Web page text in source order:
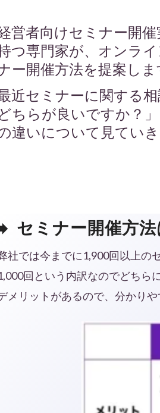
営者向けセミナー開
つ専門家が、オンラ
ー開催方法を提案しま
近セミナーに関する
どちらが良いですか？
違いについて見ていき
セミナー開催方
社では今までに1,900回以上の
回という内訳なのでどちら
メリットがあるので、分かり